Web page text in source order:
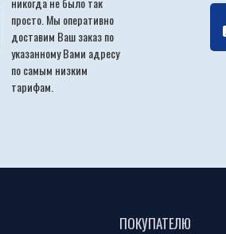
просто. Мы оперативно
доставим Ваш заказ по
указанному Вами адресу
по самым низким
тарифам.
ПОКУПАТЕЛЮ